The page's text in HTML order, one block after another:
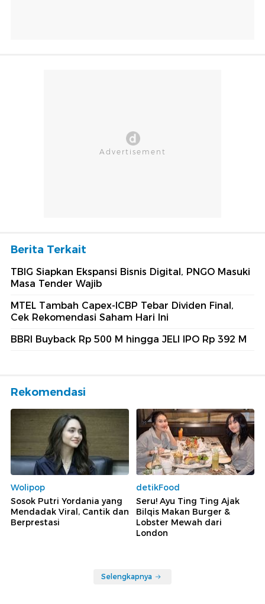
Berita Terkait
TBIG Siapkan Ekspansi Bisnis Digital, PNGO Masuki
Masa Tender Wajib
MTEL Tambah Capex-ICBP Tebar Dividen Final,
Cek Rekomendasi Saham Hari Ini
BBRI Buyback Rp 500 M hingga JELI IPO Rp 392 M
Rekomendasi
Wolipop
Sosok Putri Yordania yang
Mendadak Viral, Cantik dan
Berprestasi
detikFood
Seru! Ayu Ting Ting Ajak
Bilqis Makan Burger &
Lobster Mewah dari
London
Selengkapnya